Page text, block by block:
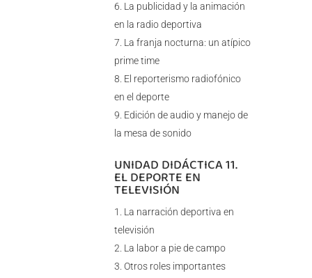
La publicidad y la animación
en la radio deportiva
La franja nocturna: un atípico
prime time
El reporterismo radiofónico
en el deporte
Edición de audio y manejo de
la mesa de sonido
UNIDAD DIDÁCTICA 11.
EL DEPORTE EN
TELEVISIÓN
La narración deportiva en
televisión
La labor a pie de campo
Otros roles importantes